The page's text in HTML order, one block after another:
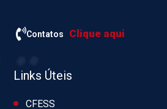
Contatos Clique aqui
Links Úteis
CFESS